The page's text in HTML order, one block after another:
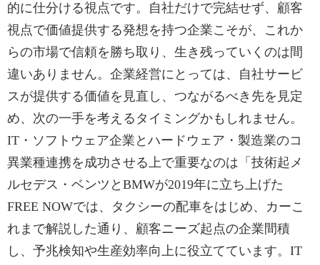
的に仕分ける視点です。自社だけで完結せず、顧客
視点で価値提供する発想を持つ企業こそが、これか
らの市場で信頼を勝ち取り、生き残っていくのは間
違いありません。企業経営にとっては、自社サービ
スが提供する価値を見直し、つながるべき先を見定
め、次の一手を考えるタイミングかもしれません。
IT・ソフトウェア企業とハードウェア・製造業のコ
異業種連携を成功させる上で重要なのは「技術起メ
ルセデス・ベンツとBMWが2019年に立ち上げた
FREE NOWでは、タクシーの配車をはじめ、カーこ
れまで解説した通り、顧客ニーズ起点の企業間積
し、予兆検知や生産効率向上に役立てています。IT